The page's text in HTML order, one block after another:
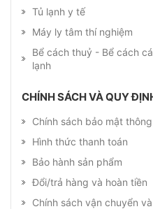
Tủ lạnh y tế
Máy ly tâm thí nghiệm
Bể cách thuỷ - Bể cách
lạnh
CHÍNH SÁCH VÀ QUY
Chính sách bảo mật
Hình thức thanh toán
Bảo hành sản phẩm
Đổi/trả hàng và hoàn tiền
Chính sách vận chuyển